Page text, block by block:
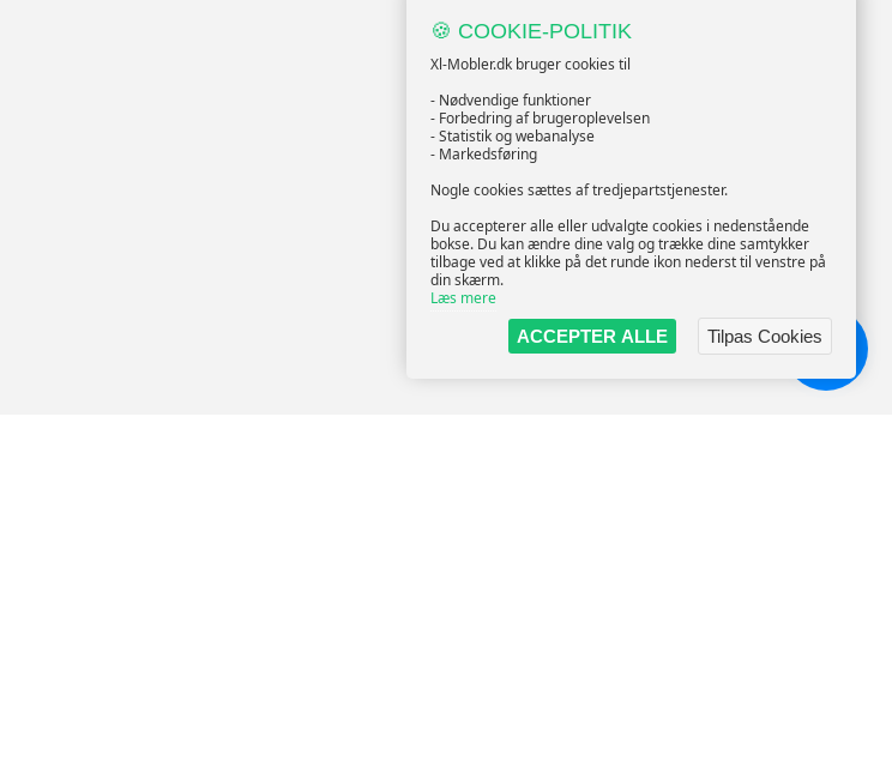
🍪 COOKIE-POLITIK
Xl-Mobler.dk bruger cookies til
- Nødvendige funktioner
- Forbedring af brugeroplevelsen
- Statistik og webanalyse
- Markedsføring
Nogle cookies sættes af tredjepartstjenester.
Du accepterer alle eller udvalgte cookies i nedenstående
bokse. Du kan ændre dine valg og trække dine samtykker
tilbage ved at klikke på det runde ikon nederst til venstre på
din skærm.
Læs mere
ACCEPTER ALLE
Tilpas Cookies